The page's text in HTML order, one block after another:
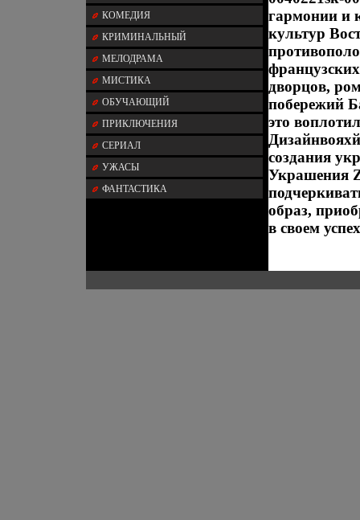
КОМЕДИЯ
КРИМИНАЛЬНЫЙ
МЕЛОДРАМА
МИСТИКА
ОБУЧАЮЩИЙ
ПРИКЛЮЧЕНИЯ
СЕРИАЛ
УЖАСЫ
ФАНТАСТИКА
гармонии и
культур
дворцов,
побережий
это
создания
Украшения
образ,
в своем